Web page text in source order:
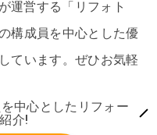
運営する「リフォト
構成員を中心とした優
ています。ぜひお気軽
中心としたリフォー
介!